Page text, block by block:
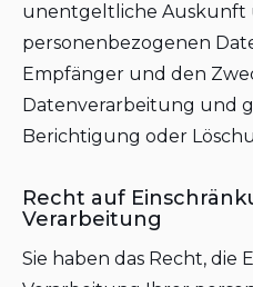
unentgeltliche Auskunft
personenbezogenen
Empfänger und den
Datenverarbeitung und
Berichtigung oder
Recht auf
Verarbeitung
Sie haben das Recht, die